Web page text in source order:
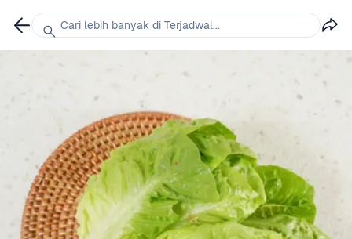
Cari lebih banyak di Terjadwal...